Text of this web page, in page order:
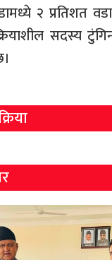
२ प्रतिशत
सदस्य